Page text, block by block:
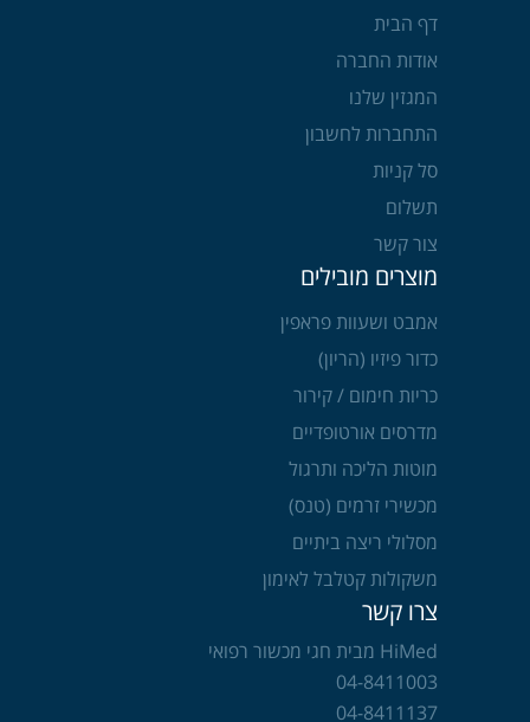
דף הבית
אודות החברה
המגזין שלנו
התחברות לחשבון
סל קניות
תשלום
צור קשר
מוצרים מובילים
אמבט ושעוות פראפין
כדור פיזיו (הריון)
כריות חימום / קירור
מדרסים אורטופדיים
מוטות הליכה ותרגול
מכשירי זרמים (טנס)
מסלולי ריצה ביתיים
משקולות קטלבל לאימון
צרו קשר
HiMed מבית חגי מכשור רפואי
04-8411003
04-8411137